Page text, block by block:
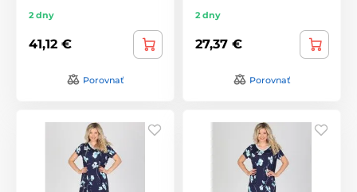
2 dny
41,12 €
Porovnať
2 dny
27,37 €
Porovnať